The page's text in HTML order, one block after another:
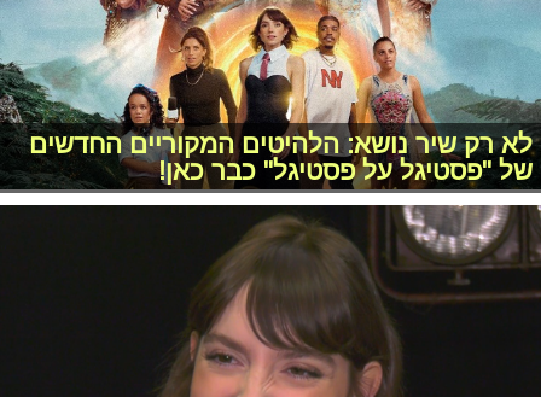
לא רק שיר נושא: הלהיטים המקוריים החדשים
של "פסטיגל על פסטיגל" כבר כאן!